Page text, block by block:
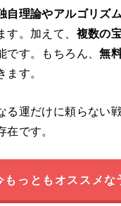
自理論やアルゴリズム
す。加えて、 複数の
です。もちろん、無
す。
る運だけに頼らない
です。
っともオススメな